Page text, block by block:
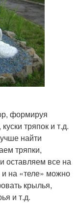
формируя
тряпок и т.д.
найти
тряпки,
оставляем все на
и на «теле» можно
крылья,
и т.д.